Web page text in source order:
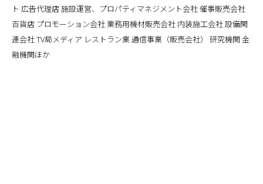
ト 広告代理店 施設運営、プロパティマネジメント会社 催事販売会社
百貨店 プロモーション会社 業務用機材販売会社 内装施工会社 設備関
連会社 TV局メディア レストラン業 通信事業（販売会社） 研究機関 金
融機関ほか